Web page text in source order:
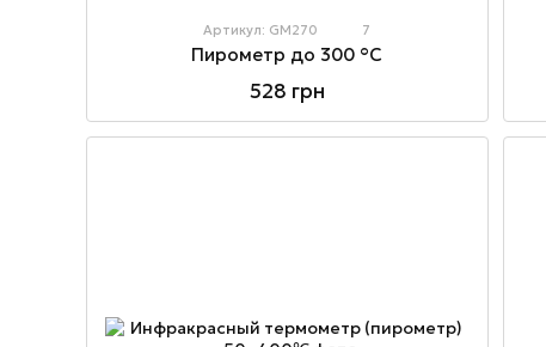
Артикул: GM270 7
Пирометр до 300 °C
528 грн